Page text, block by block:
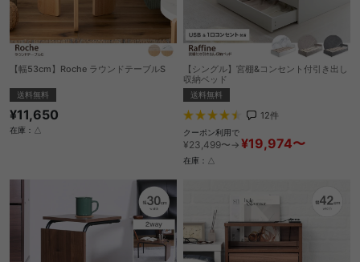
【幅53cm】Roche ラウンドテーブルS
送料無料
¥11,650
在庫：△
【シングル】宮棚&コンセント付引き出し
収納ベッド
送料無料
12件
クーポン利用で
¥23,499〜→ ¥19,974〜
在庫：△